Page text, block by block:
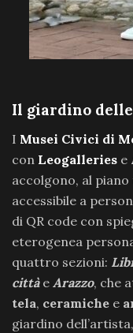
Il giardino
I Musei Civici di
con Leogalleries e
accolgono, al
accessibile a
di QR code con
eterogenea
quattro sezioni:
città e Arazzo, che
tela, ceramiche e
giardino